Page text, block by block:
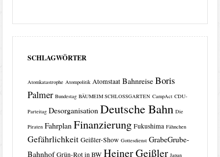
SCHLAGWÖRTER
Atomkatastrophe Atompolitik Atomstaat Bahnreise Boris
Palmer Bundestag BÄUMEIM SCHLOSSGARTEN CampAct CDU-
Parteitag Desorganisation Deutsche Bahn Die
Piraten Fahrplan Finanzierung Fukushima Fähnchen
Gefährlichkeit Geißler-Show Gottesdienst GrabeGrube-
Bahnhof Grün-Rot in BW Heiner Geißler Japan